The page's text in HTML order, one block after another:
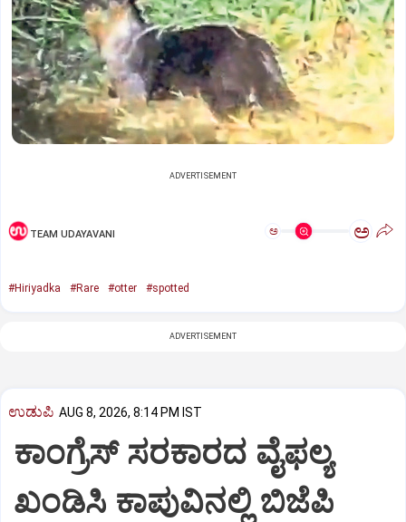
ADVERTISEMENT
TEAM UDAYAVANI ಅ ಅ
#Hiriyadka #Rare #otter #spotted
ADVERTISEMENT
ಉಡುಪಿ AUG 8, 2026, 8:14 PM IST
ಕಾಂಗ್ರೆಸ್ ಸರಕಾರದ ವೈಫಲ್ಯ
ಖಂಡಿಸಿ ಕಾಪುವಿನಲ್ಲಿ ಬಿಜೆಪಿ